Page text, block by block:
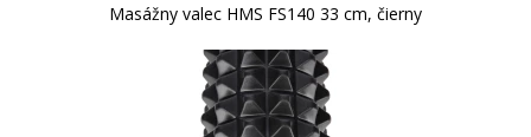
Masážny valec HMS FS140 33 cm, čierny